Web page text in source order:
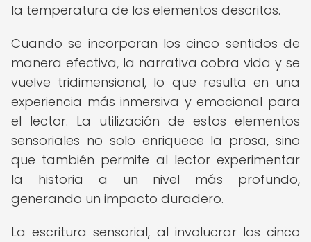
la temperatura de los elementos descritos.
Cuando se incorporan los cinco sentidos de
manera efectiva, la narrativa cobra vida y se
vuelve tridimensional, lo que resulta en una
experiencia más inmersiva y emocional para
el lector. La utilización de estos elementos
sensoriales no solo enriquece la prosa, sino
que también permite al lector experimentar
la historia a un nivel más profundo,
generando un impacto duradero.
La escritura sensorial, al involucrar los cinco